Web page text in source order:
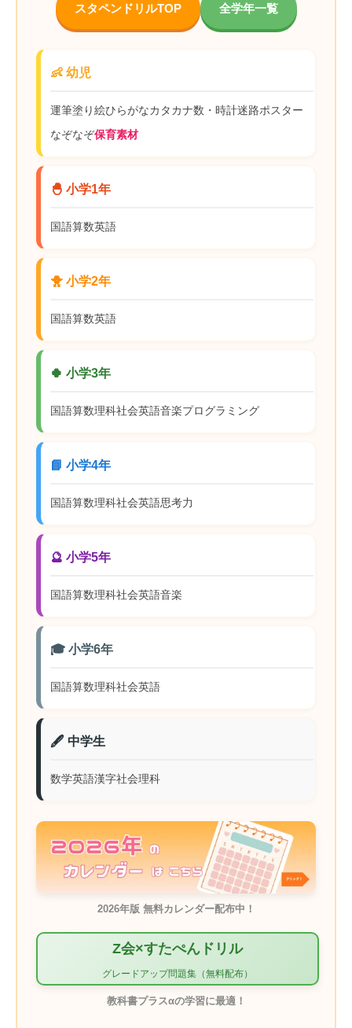
スタペンドリルTOP 全学年一覧
👶 幼児
運筆塗り絵ひらがなカタカナ数・時計迷路ポスター
なぞなぞ保育素材
🐣 小学1年
国語算数英語
🐥 小学2年
国語算数英語
🍀 小学3年
国語算数理科社会英語音楽プログラミング
📘 小学4年
国語算数理科社会英語思考力
🔮 小学5年
国語算数理科社会英語音楽
🎓 小学6年
国語算数理科社会英語
🖋️ 中学生
数学英語漢字社会理科
2026年版 無料カレンダー配布中！
Z会×すたぺんドリル
グレードアップ問題集（無料配布）
教科書プラスαの学習に最適！